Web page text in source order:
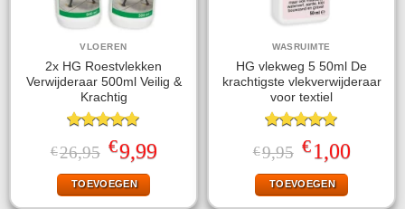
VLOEREN
2x HG Roestvlekken
Verwijderaar 500ml Veilig &
Krachtig
Gewaardeerd
5.00uit 5
€26,95 Oorspronkelijke
prijs
was:
€26,95.
€9,99Huidige
prijs
TOEVOEGEN
WASRUIMTE
HG vlekweg 5 50ml De
krachtigste vlekverwijderaar
voor textiel
Gewaardeerd
5.00uit 5
€9,95 Oorspronkelijke
prijs
was:
€9,95.
€1,00Huidige
prijs
is:
TOEVOEGEN